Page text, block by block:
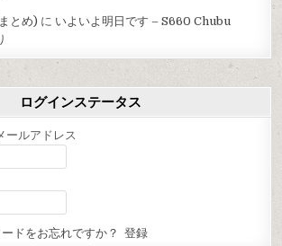
とめ) に いよいよ明日です – S660 Chubu
ログインステータス
ールアドレス
ドをお忘れですか？ 登録